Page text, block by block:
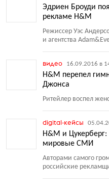
Эдриен Броуди
рекламе H&M
Режиссер Уэс
и агентства
видео 16.09.2016 в
H&M перепел
Джонса
Ритейлер воспел
digital-кейсы
H&M и Цукерберг:
мировые СМИ
Авторами самого
российские